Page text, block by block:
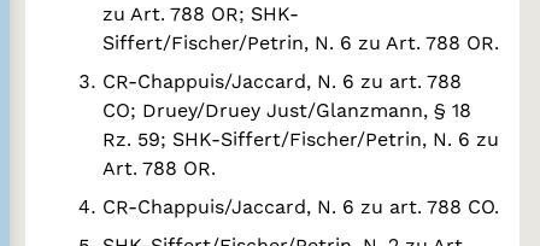
zu Art. 788 OR; SHK-
Siffert/Fischer/Petrin, N. 6 zu Art. 788 OR.
CR-Chappuis/Jaccard, N. 6 zu art. 788
CO; Druey/Druey Just/Glanzmann, § 18
Rz. 59; SHK-Siffert/Fischer/Petrin, N. 6 zu
Art. 788 OR.
CR-Chappuis/Jaccard, N. 6 zu art. 788 CO.